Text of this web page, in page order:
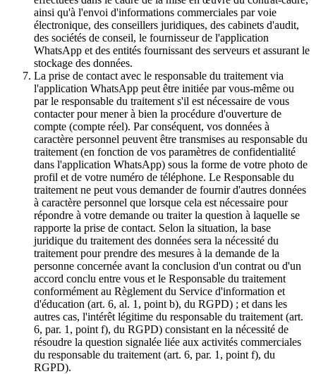
ainsi qu'à l'envoi d'informations commerciales par voie
électronique, des conseillers juridiques, des cabinets d'audit,
des sociétés de conseil, le fournisseur de l'application
WhatsApp et des entités fournissant des serveurs et assurant le
stockage des données.
La prise de contact avec le responsable du traitement via
l'application WhatsApp peut être initiée par vous-même ou
par le responsable du traitement s'il est nécessaire de vous
contacter pour mener à bien la procédure d'ouverture de
compte (compte réel). Par conséquent, vos données à
caractère personnel peuvent être transmises au responsable du
traitement (en fonction de vos paramètres de confidentialité
dans l'application WhatsApp) sous la forme de votre photo de
profil et de votre numéro de téléphone. Le Responsable du
traitement ne peut vous demander de fournir d'autres données
à caractère personnel que lorsque cela est nécessaire pour
répondre à votre demande ou traiter la question à laquelle se
rapporte la prise de contact. Selon la situation, la base
juridique du traitement des données sera la nécessité du
traitement pour prendre des mesures à la demande de la
personne concernée avant la conclusion d'un contrat ou d'un
accord conclu entre vous et le Responsable du traitement
conformément au Règlement du Service d'information et
d'éducation (art. 6, al. 1, point b), du RGPD) ; et dans les
autres cas, l'intérêt légitime du responsable du traitement (art.
6, par. 1, point f), du RGPD) consistant en la nécessité de
résoudre la question signalée liée aux activités commerciales
du responsable du traitement (art. 6, par. 1, point f), du
RGPD).